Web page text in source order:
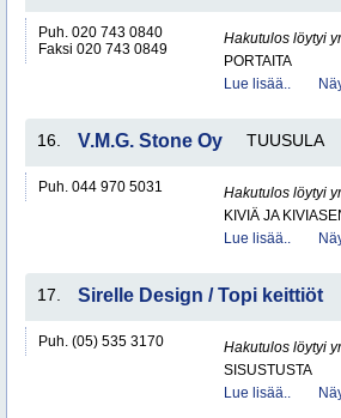
Puh. 020 743 0840
Faksi 020 743 0849
Hakutulos löytyi
PORTAITA
Lue lisää..
16. V.M.G. Stone Oy TUUSULA
Puh. 044 970 5031
Hakutulos löytyi
KIVIÄ JA
Lue lisää..
17. Sirelle Design / Topi keittiöt
Puh. (05) 535 3170
Hakutulos löytyi
SISUSTUSTA
Lue lisää..